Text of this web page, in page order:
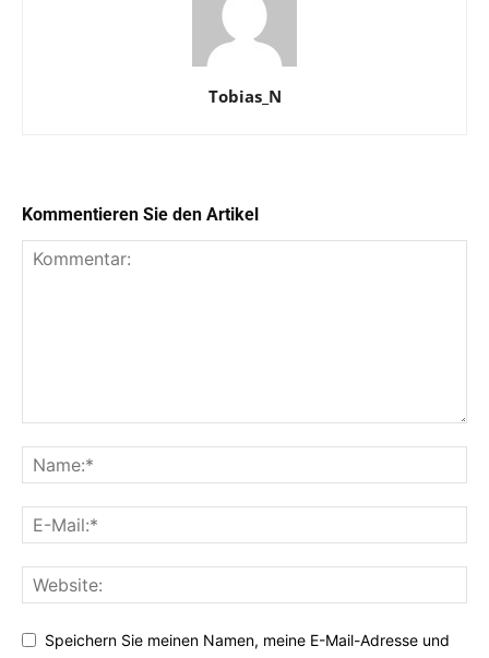
Tobias_N
Kommentieren Sie den Artikel
Speichern Sie meinen Namen, meine E-Mail-Adresse und